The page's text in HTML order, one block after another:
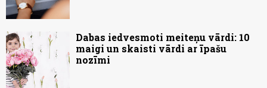
Dabas iedvesmoti meiteņu vārdi: 10
maigi un skaisti vārdi ar īpašu
nozīmi